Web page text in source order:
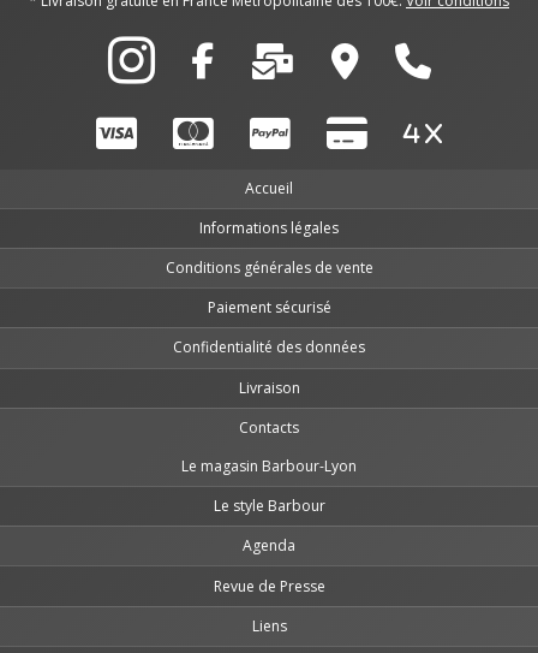
Accueil
Informations légales
Conditions générales de vente
Paiement sécurisé
Confidentialité des données
Livraison
Contacts
Le magasin Barbour-Lyon
Le style Barbour
Agenda
Revue de Presse
Liens